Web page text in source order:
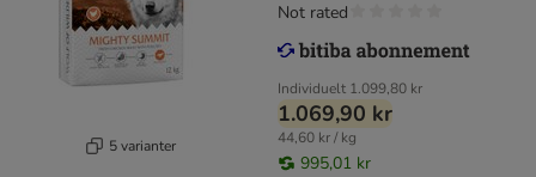
5 varianter
Individuelt 1.099,80 kr
1.069,90 kr
44,60 kr / kg
995,01 kr
Not rated